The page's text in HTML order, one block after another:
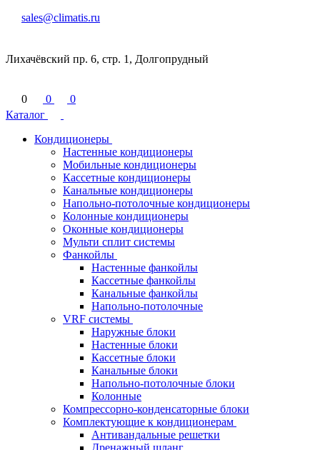
sales@climatis.ru
Лихачёвский пр. 6, стр. 1, Долгопрудный
0 0
0
Каталог
Кондиционеры
Настенные кондиционеры
Мобильные кондиционеры
Кассетные кондиционеры
Канальные кондиционеры
Напольно-потолочные кондиционеры
Колонные кондиционеры
Оконные кондиционеры
Мульти сплит системы
Фанкойлы
Настенные фанкойлы
Кассетные фанкойлы
Канальные фанкойлы
Напольно-потолочные
VRF системы
Наружные блоки
Настенные блоки
Кассетные блоки
Канальные блоки
Напольно-потолочные блоки
Колонные
Компрессорно-конденсаторные блоки
Комплектующие к кондиционерам
Антивандальные решетки
Дренажный шланг